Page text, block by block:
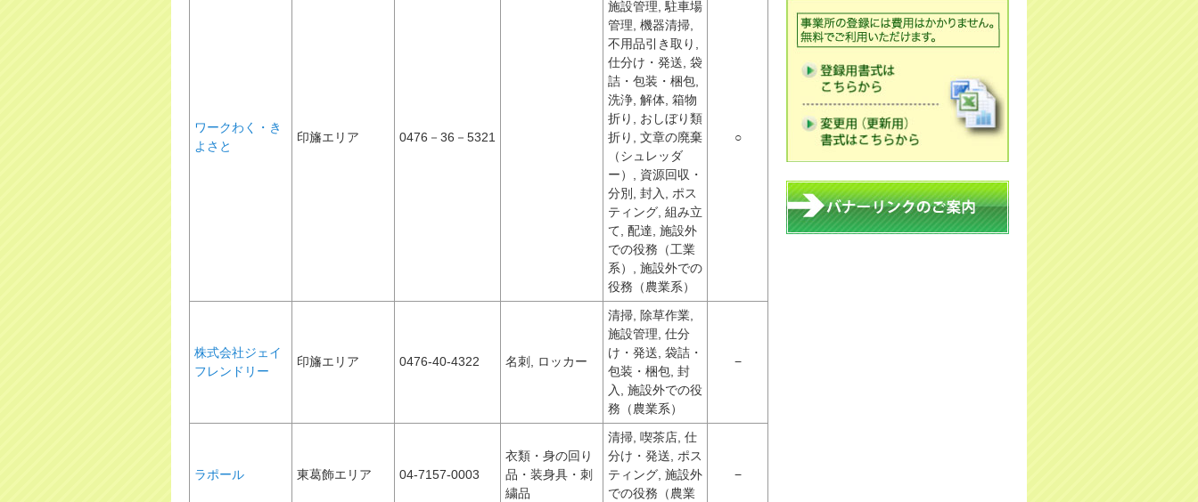
ワークわく・き
よさと
印旛エリア 0476－36－5321
施設管理, 駐車場
管理, 機器清掃,
不用品引き取り,
仕分け・発送, 袋
詰・包装・梱包,
洗浄, 解体, 箱物
折り, おしぼり類
折り, 文章の廃棄
（シュレッダ
ー）, 資源回収・
分別, 封入, ポス
ティング, 組み立
て, 配達, 施設外
での役務（工業
系）, 施設外での
役務（農業系）
○
株式会社ジェイ
フレンドリー
印旛エリア 0476-40-4322 名刺, ロッカー
清掃, 除草作業,
施設管理, 仕分
け・発送, 袋詰・
包装・梱包, 封
入, 施設外での役
務（農業系）
−
ラポール 東葛飾エリア 04-7157-0003
衣類・身の回り
品・装身具・刺
繍品
清掃, 喫茶店, 仕
分け・発送, ポス
ティング, 施設外
での役務（農業
−